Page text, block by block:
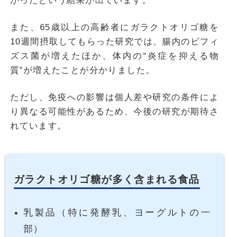
また、65歳以上の高齢者にガラクトオリゴ糖を
10週間摂取してもらった研究では、腸内のビフィ
ズス菌が増えたほか、体内の“炎症を抑える物
質”が増えたことが分かりました。
ただし、免疫への影響は個人差や研究の条件によ
り異なる可能性があるため、今後の研究が期待さ
れています。
ガラクトオリゴ糖が多く含まれる食品
乳製品（特に発酵乳、ヨーグルトの一
部）